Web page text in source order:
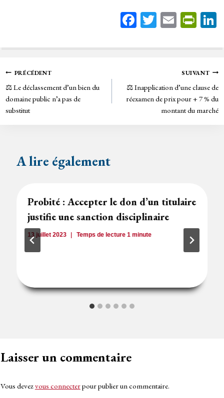
Fa
bo
T
tt
E
ail
Pr
tF
rie
n
dl
y
Navigation
de
l’article
PRÉCÉDENT
⚖️ Le déclassement d’un bien du
domaine public n’a pas de
substitut
SUIVANT
⚖️ Inapplication d’une clause de
réexamen de prix pour + 7 % du
montant du marché
A lire également
Probité : Accepter le don d’un titulaire
justifie une sanction disciplinaire
13 juillet 2023 Temps de lecture1 minute
Laisser un commentaire
Vous devezvous connecterpour publier un commentaire.